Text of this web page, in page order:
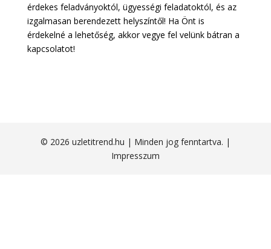
érdekes feladványoktól, ügyességi feladatoktól, és az
izgalmasan berendezett helyszíntől! Ha Önt is
érdekelné a lehetőség, akkor vegye fel velünk bátran a
kapcsolatot!
© 2026 uzletitrend.hu | Minden jog fenntartva. |
Impresszum